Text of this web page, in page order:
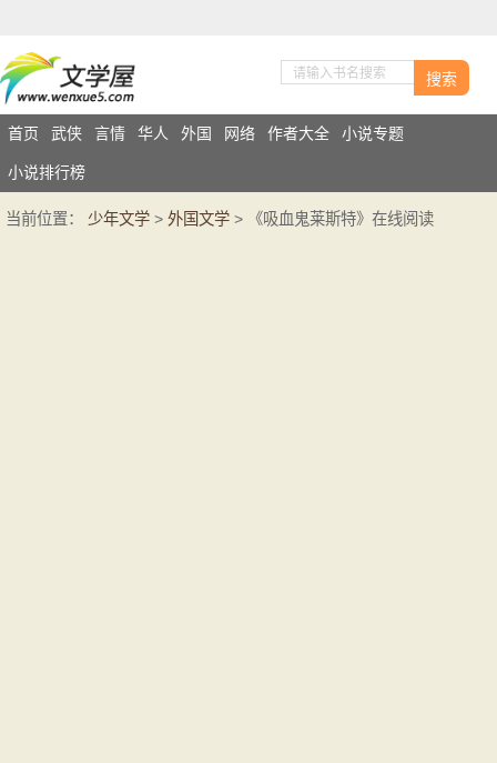
搜索
首页 武侠 言情 华人 外国 网络 作者大全 小说专题
小说排行榜
当前位置： 少年文学 > 外国文学 > 《吸血鬼莱斯特》在线阅读